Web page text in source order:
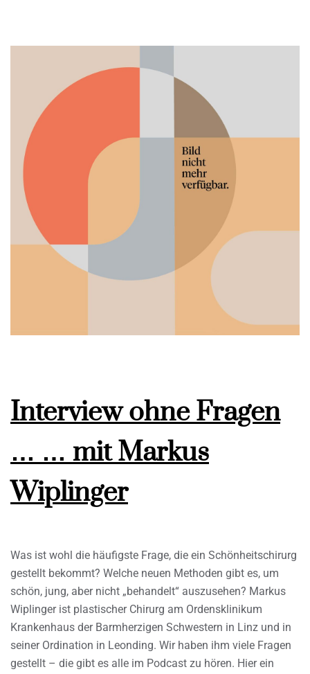
Interview ohne Fragen
… … mit Markus
Wiplinger
Was ist wohl die häufigste Frage, die ein Schönheitschirurg
gestellt bekommt? Welche neuen Methoden gibt es, um
schön, jung, aber nicht „behandelt“ auszusehen? Markus
Wiplinger ist plastischer Chirurg am Ordensklinikum
Krankenhaus der Barmherzigen Schwestern in Linz und in
seiner Ordination in Leonding. Wir haben ihm viele Fragen
gestellt – die gibt es alle im Podcast zu hören. Hier ein